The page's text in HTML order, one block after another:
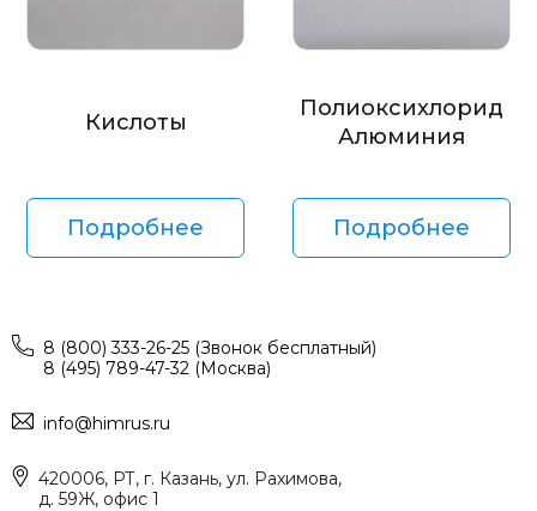
Кислоты
Подробнее
Полиоксихлорид
Алюминия
Подробнее
8 (800) 333-26-25 (Звонок бесплатный)
8 (495) 789-47-32 (Москва)
info@himrus.ru
420006, РТ, г. Казань, ул. Рахимова,
д. 59Ж, офис 1